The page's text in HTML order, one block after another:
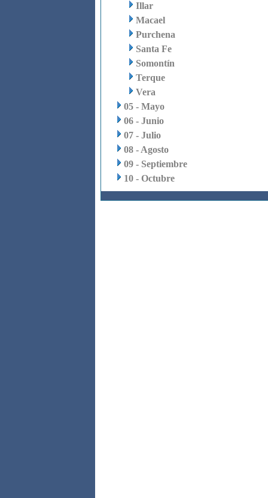
Illar
Macael
Purchena
Santa Fe
Somontín
Terque
Vera
05 - Mayo
06 - Junio
07 - Julio
08 - Agosto
09 - Septiembre
10 - Octubre